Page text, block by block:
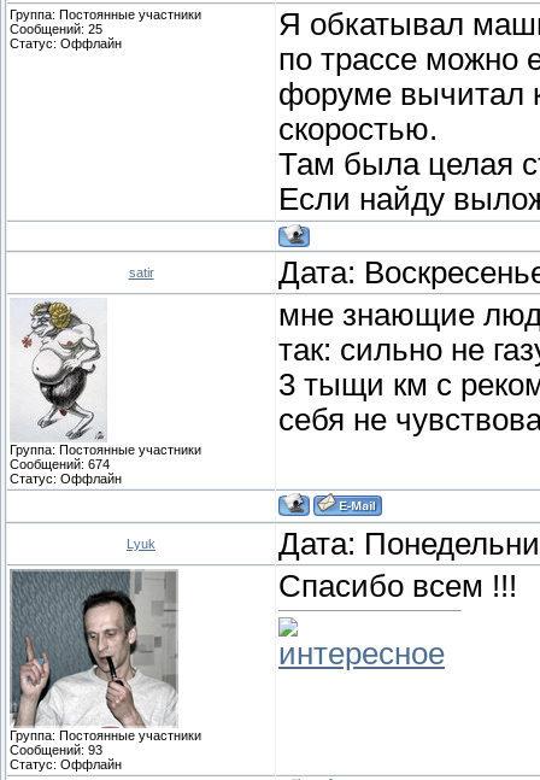
Группа: Постоянные участники
Сообщений: 25
Статус: Оффлайн
Я обкатывал
по трассе можно
форуме вычитал
скоростью.
Там была целая
Если найду
satir Дата:
Группа: Постоянные участники
Сообщений: 674
Статус: Оффлайн
мне знающие
так: сильно не
3 тыщи км с
себя не
Lyuk Дата:
Группа: Постоянные участники
Сообщений: 93
Статус: Оффлайн
Спасибо всем !!!
интересное